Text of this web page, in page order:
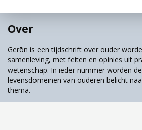
Over
Gerōn is een tijdschrift over ouder
samenleving, met feiten en opinies uit
wetenschap. In ieder nummer worden
levensdomeinen van ouderen belicht
thema.